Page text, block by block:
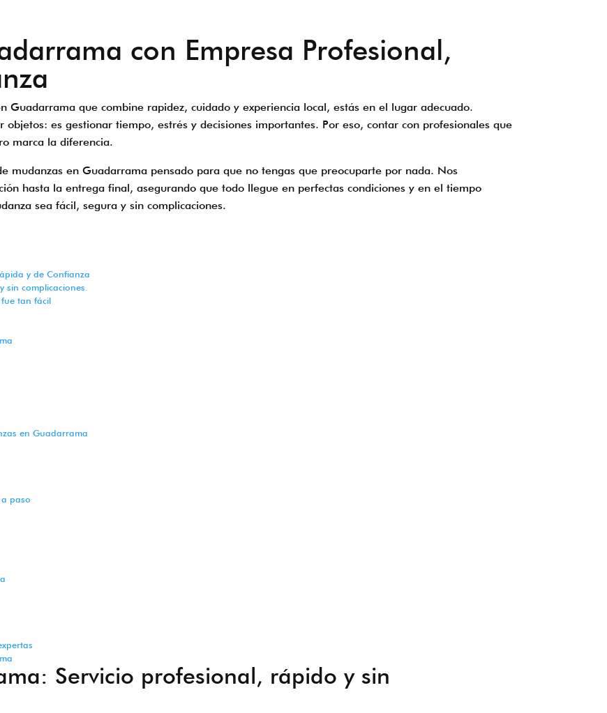
con Empresa Profesional,
Guadarrama que combine rapidez, cuidado y experiencia local, estás en el lugar adecuado.
objetos: es gestionar tiempo, estrés y decisiones importantes. Por eso, contar con profesionales que
marca la diferencia.
mudanzas en Guadarrama pensado para que no tengas que preocuparte por nada. Nos
hasta la entrega final, asegurando que todo llegue en perfectas condiciones y en el tiempo
sea fácil, segura y sin complicaciones.
y de Confianza
complicaciones.
tan fácil
en Guadarrama
paso
: Servicio profesional, rápido y sin